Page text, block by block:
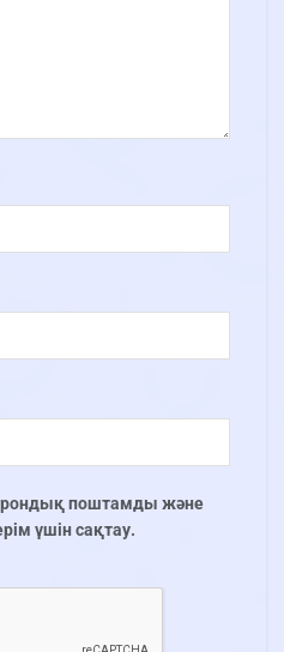
поштамды және
үшін сақтау.